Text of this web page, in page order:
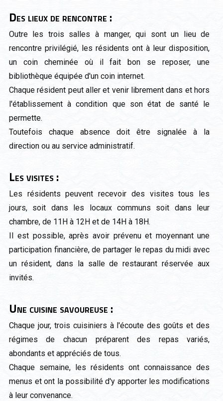
Des lieux de rencontre :
Outre les trois salles à manger, qui sont un lieu de
rencontre privilégié, les résidents ont à leur disposition,
un coin cheminée où il fait bon se reposer, une
bibliothèque équipée d'un coin internet.
Chaque résident peut aller et venir librement dans et hors
l'établissement à condition que son état de santé le
permette.
Toutefois chaque absence doit être signalée à la
direction ou au service administratif.
Les visites :
Les résidents peuvent recevoir des visites tous les
jours, soit dans les locaux communs soit dans leur
chambre, de 11H à 12H et de 14H à 18H.
II est possible, après avoir prévenu et moyennant une
participation financière, de partager le repas du midi avec
un résident, dans la salle de restaurant réservée aux
invités.
Une cuisine savoureuse :
Chaque jour, trois cuisiniers à l'écoute des goûts et des
régimes de chacun préparent des repas variés,
abondants et appréciés de tous.
Chaque semaine, les résidents ont connaissance des
menus et ont la possibilité d'y apporter les modifications
à leur convenance.